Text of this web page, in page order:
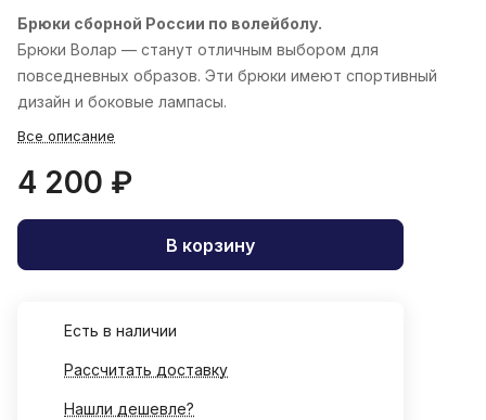
Брюки сборной России по волейболу.
Брюки Волар — станут отличным выбором для
повседневных образов. Эти брюки имеют спортивный
дизайн и боковые лампасы.
Все описание
4 200 ₽
В корзину
Есть в наличии
Рассчитать доставку
Нашли дешевле?